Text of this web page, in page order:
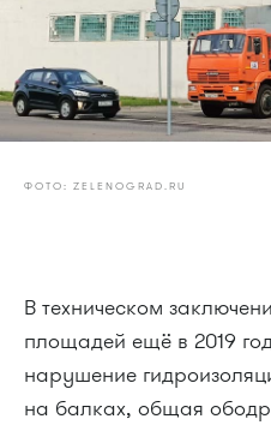
ФОТО: ZELENOGRAD.RU
В техническом
площадей ещё в 2019
нарушение
на балках, общая